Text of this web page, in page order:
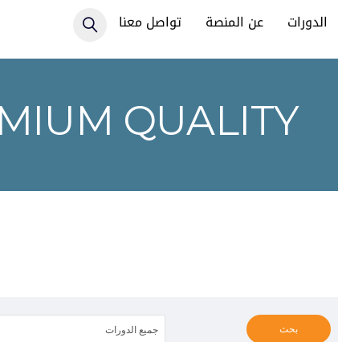
الدورات عن المنصة تواصل معنا
QUALITY
جميع الدورات